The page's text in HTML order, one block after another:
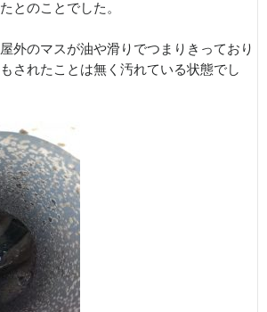
とのことでした。
外のマスが油や滑りでつまりきっており
されたことは無く汚れている状態でし